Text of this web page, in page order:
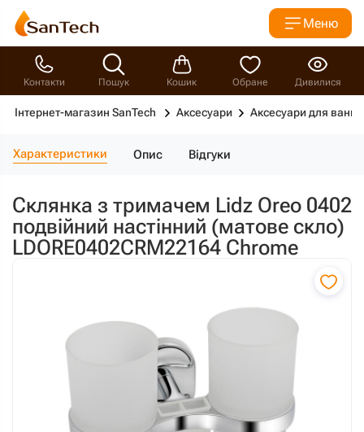
Меню
Контакти Пошук Кошик Обране Дивилися
Інтернет-магазин SanTech Аксесуари Аксесуари для
Характеристики Опис Відгуки
Склянка з тримачем Lidz Oreo 0402
подвійний настінний (матове скло)
LDORE0402CRM22164 Chrome